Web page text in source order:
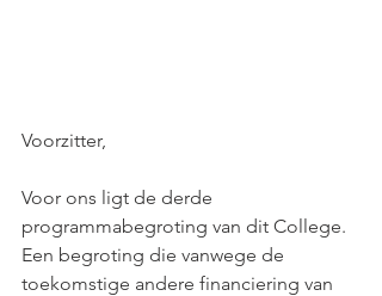
Voorzitter,
Voor ons ligt de derde
programmabegroting van dit College.
Een begroting die vanwege de
toekomstige andere financiering van